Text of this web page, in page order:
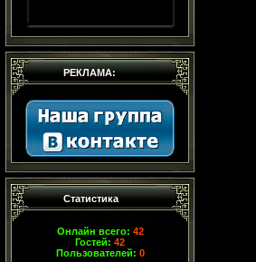
РЕКЛАМА:
Статистика
Онлайн всего: 42
Гостей: 42
Пользователей: 0